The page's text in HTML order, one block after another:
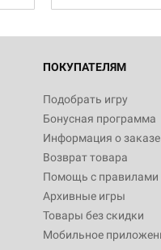
Босс-монстр
ПОКУПАТЕЛЯМ
Подобрать игру
Бонусная программа
Информация о заказе
Возврат товара
Помощь с правилами
Архивные игры
Товары без скидки
Мобильное